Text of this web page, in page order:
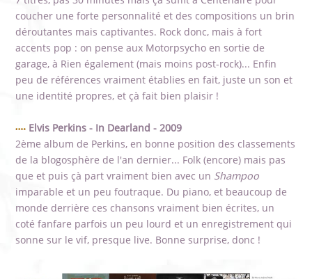
coucher une forte personnalité et des compositions un brin
déroutantes mais captivantes. Rock donc, mais à fort
accents pop : on pense aux Motorpsycho en sortie de
garage, à Rien également (mais moins post-rock)... Enfin
peu de références vraiment établies en fait, juste un son et
une identité propres, et çà fait bien plaisir !
Elvis Perkins - In Dearland - 2009
2ème album de Perkins, en bonne position des classements
de la blogosphère de l'an dernier... Folk (encore) mais pas
que et puis çà part vraiment bien avec un Shampoo
imparable et un peu foutraque. Du piano, et beaucoup de
monde derrière ces chansons vraiment bien écrites, un
coté fanfare parfois un peu lourd et un enregistrement qui
sonne sur le vif, presque live. Bonne surprise, donc !